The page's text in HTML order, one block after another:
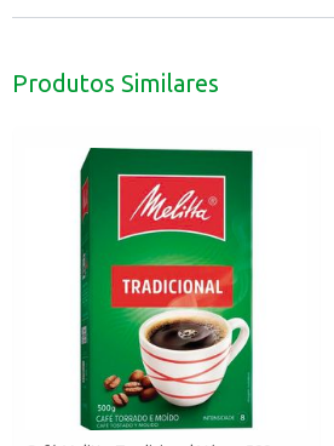
Produtos Similares